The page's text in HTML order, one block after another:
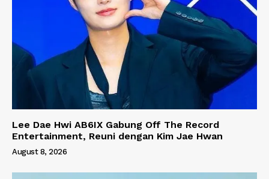
Lee Dae Hwi AB6IX Gabung Off The Record
Entertainment, Reuni dengan Kim Jae Hwan
August 8, 2026